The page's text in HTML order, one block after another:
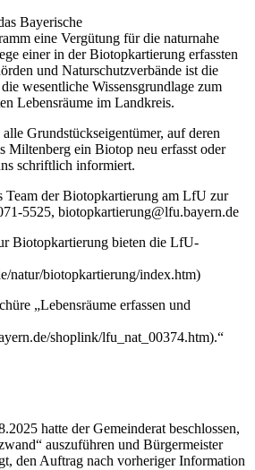
Bayerische
eine Vergütung für die naturnahe
einer in der Biotopkartierung erfassten
und Naturschutzverbände ist die
wesentliche Wissensgrundlage zum
Lebensräume im Landkreis.
Grundstückseigentümer, auf deren
Miltenberg ein Biotop neu erfasst oder
schriftlich informiert.
Team der Biotopkartierung am LfU zur
5525, biotopkartierung@lfu.bayern.de
Biotopkartierung bieten die LfU-
natur/biotopkartierung/index.htm)
„Lebensräume erfassen und
shoplink/lfu_nat_00374.htm).“
hatte der Gemeinderat beschlossen,
auszuführen und Bürgermeister
den Auftrag nach vorheriger Information